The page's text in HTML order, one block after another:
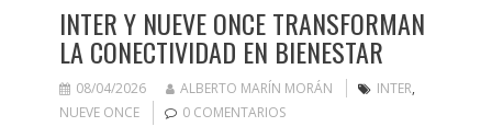
INTER Y NUEVE ONCE TRANSFORMAN
LA CONECTIVIDAD EN BIENESTAR
08/04/2026 ALBERTO MARÍN MORÁN INTER,
NUEVE ONCE
0 COMENTARIOS